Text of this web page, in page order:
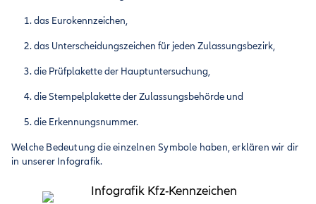
das Eurokennzeichen,
das Unterscheidungszeichen für jeden Zulassungsbezirk,
die Prüfplakette der Hauptuntersuchung,
die Stempelplakette der Zulassungsbehörde und
die Erkennungsnummer.
Welche Bedeutung die einzelnen Symbole haben, erklären wir dir
in unserer Infografik.